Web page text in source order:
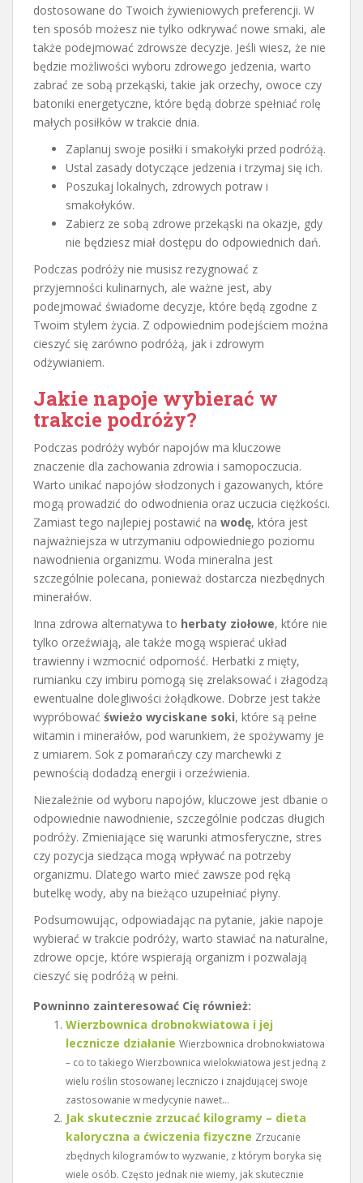
dostosowane do Twoich żywieniowych preferencji. W
ten sposób możesz nie tylko odkrywać nowe smaki, ale
także podejmować zdrowsze decyzje. Jeśli wiesz, że nie
będzie możliwości wyboru zdrowego jedzenia, warto
zabrać ze sobą przekąski, takie jak orzechy, owoce czy
batoniki energetyczne, które będą dobrze spełniać rolę
małych posiłków w trakcie dnia.
Zaplanuj swoje posiłki i smakołyki przed podróżą.
Ustal zasady dotyczące jedzenia i trzymaj się ich.
Poszukaj lokalnych, zdrowych potraw i
smakołyków.
Zabierz ze sobą zdrowe przekąski na okazje, gdy
nie będziesz miał dostępu do odpowiednich dań.
Podczas podróży nie musisz rezygnować z
przyjemności kulinarnych, ale ważne jest, aby
podejmować świadome decyzje, które będą zgodne z
Twoim stylem życia. Z odpowiednim podejściem można
cieszyć się zarówno podróżą, jak i zdrowym
odżywianiem.
Jakie napoje wybierać w
trakcie podróży?
Podczas podróży wybór napojów ma kluczowe
znaczenie dla zachowania zdrowia i samopoczucia.
Warto unikać napojów słodzonych i gazowanych, które
mogą prowadzić do odwodnienia oraz uczucia ciężkości.
Zamiast tego najlepiej postawić na wodę, która jest
najważniejsza w utrzymaniu odpowiedniego poziomu
nawodnienia organizmu. Woda mineralna jest
szczególnie polecana, ponieważ dostarcza niezbędnych
minerałów.
Inna zdrowa alternatywa to herbaty ziołowe, które nie
tylko orzeźwiają, ale także mogą wspierać układ
trawienny i wzmocnić odporność. Herbatki z mięty,
rumianku czy imbiru pomogą się zrelaksować i złagodzą
ewentualne dolegliwości żołądkowe. Dobrze jest także
wypróbować świeżo wyciskane soki, które są pełne
witamin i minerałów, pod warunkiem, że spożywamy je
z umiarem. Sok z pomarańczy czy marchewki z
pewnością dodadzą energii i orzeźwienia.
Niezależnie od wyboru napojów, kluczowe jest dbanie o
odpowiednie nawodnienie, szczególnie podczas długich
podróży. Zmieniające się warunki atmosferyczne, stres
czy pozycja siedząca mogą wpływać na potrzeby
organizmu. Dlatego warto mieć zawsze pod ręką
butelkę wody, aby na bieżąco uzupełniać płyny.
Podsumowując, odpowiadając na pytanie, jakie napoje
wybierać w trakcie podróży, warto stawiać na naturalne,
zdrowe opcje, które wspierają organizm i pozwalają
cieszyć się podróżą w pełni.
Powninno zainteresować Cię również:
Wierzbownica drobnokwiatowa i jej
lecznicze działanie Wierzbownica drobnokwiatowa
– co to takiego Wierzbownica wielokwiatowa jest jedną z
wielu roślin stosowanej leczniczo i znajdującej swoje
zastosowanie w medycynie nawet...
Jak skutecznie zrzucać kilogramy – dieta
kaloryczna a ćwiczenia fizyczne Zrzucanie
zbędnych kilogramów to wyzwanie, z którym boryka się
wiele osób. Często jednak nie wiemy, jak skutecznie